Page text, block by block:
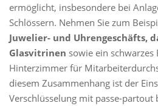
ermöglicht, insbesondere bei
Schlössern. Nehmen Sie zum
Juwelier- und Uhrengeschäfts,
Glasvitrinen sowie ein schwarzes
Hinterzimmer für
diesem Zusammenhang ist der
Verschlüsselung mit passe-